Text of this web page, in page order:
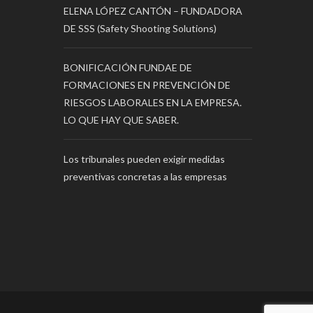
ELENA LÓPEZ CANTÓN – FUNDADORA
DE SSS (Safety Shooting Solutions)
BONIFICACIÓN FUNDAE DE
FORMACIONES EN PREVENCIÓN DE
RIESGOS LABORALES EN LA EMPRESA.
LO QUE HAY QUE SABER.
Los tribunales pueden exigir medidas
preventivas concretas a las empresas